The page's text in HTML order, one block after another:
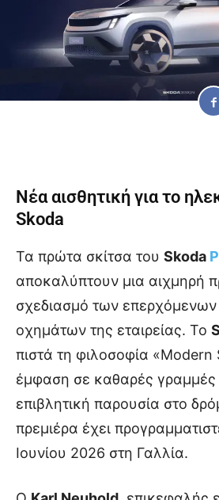
Νέα αισθητική για το
Skoda
Τα πρώτα σκίτσα του Skoda
αποκαλύπτουν μια αιχμηρή
σχεδιασμό των επερχόμενων
οχημάτων της εταιρείας. Το
πιστά τη φιλοσοφία «Modern
έμφαση σε καθαρές γραμμές
επιβλητική παρουσία στο
πρεμιέρα έχει
Ιουνίου 2026 στη Γαλλία.